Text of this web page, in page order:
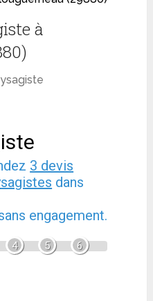
à
3 devis
dans
engagement.
4 5 6